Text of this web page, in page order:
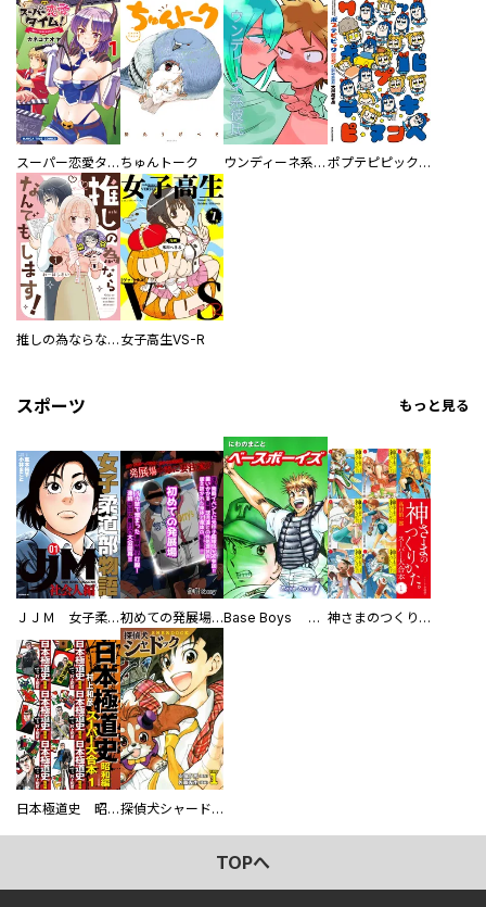
スーパー恋愛タイム！～現場でドＳな彼女は自宅でデレる～ ちゅんトーク ウンディーネ系彼氏 ポプテピピック SEASON EIGHT
推しの為ならなんでもします！ 女子高生VS-R
スポーツ もっと見る
ＪＪＭ 女子柔道部物語 社会人編 初めての発展場 【白抜き修正版】 Base Boys 新装版 神さまのつくりかた。スーパー大合本
日本極道史 昭和編 スーパー大合本 探偵犬シャードック（新装版）
TOPへ